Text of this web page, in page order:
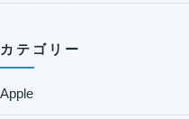
カテゴリー
Apple